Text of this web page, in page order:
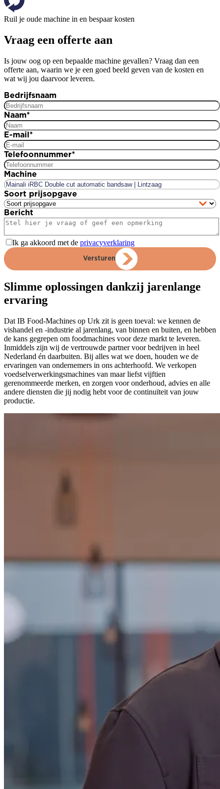
Ruil je oude machine in en bespaar kosten
Vraag een offerte aan
Is jouw oog op een bepaalde machine gevallen? Vraag dan een
offerte aan, waarin we je een goed beeld geven van de kosten en
wat wij jou daarvoor leveren.
Bedrijfsnaam
Naam*
E-mail *
Telefoonnummer*
Machine
Soort prijsopgave
Bericht
Ik ga akkoord met de privacyverklaring
Versturen
Slimme oplossingen dankzij jarenlange
ervaring
Dat IB Food-Machines op Urk zit is geen toeval: we kennen de
vishandel en -industrie al jarenlang, van binnen en buiten, en hebben
de kans gegrepen om foodmachines voor deze markt te leveren.
Inmiddels zijn wij de vertrouwde partner voor bedrijven in heel
Nederland én daarbuiten. Bij alles wat we doen, houden we de
ervaringen van ondernemers in ons achterhoofd. We verkopen
voedselverwerkingsmachines van maar liefst vijftien
gerenommeerde merken, en zorgen voor onderhoud, advies en alle
andere diensten die jij nodig hebt voor de continuïteit van jouw
productie.